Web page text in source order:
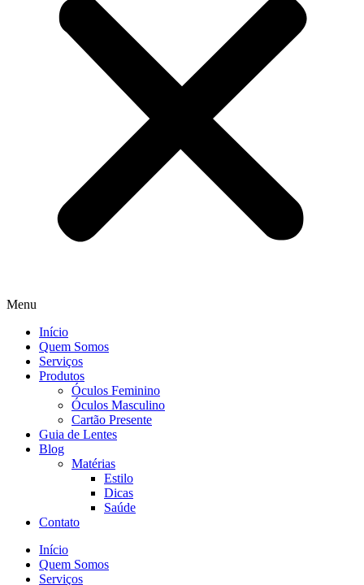
Menu
Início
Quem Somos
Serviços
Produtos
Óculos Feminino
Óculos Masculino
Cartão Presente
Guia de Lentes
Blog
Matérias
Estilo
Dicas
Saúde
Contato
Início
Quem Somos
Serviços